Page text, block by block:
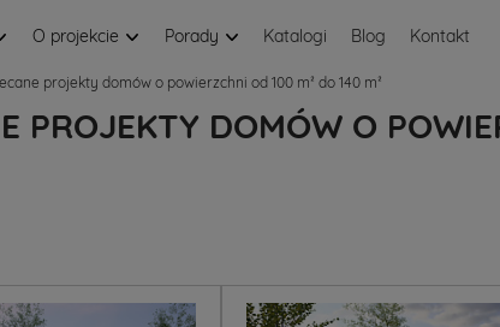
O projekcie Porady Katalogi Blog Kontakt
projekty domów o powierzchni od 100 m² do 140 m²
PROJEKTY DOMÓW O